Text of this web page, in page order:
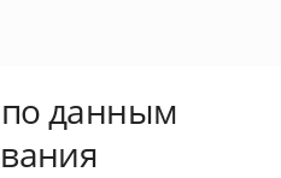
по данным